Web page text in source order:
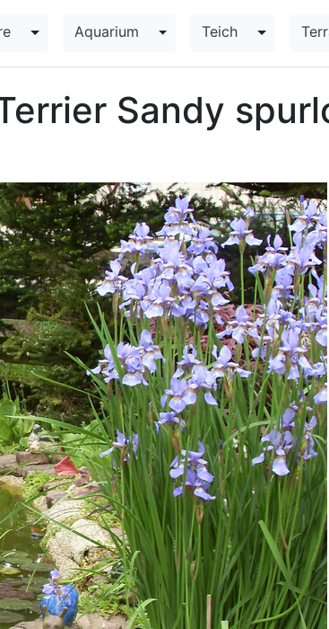
Toggle Dropdown
Aquarium Toggle Dropdown
Teich Toggle
Sandy